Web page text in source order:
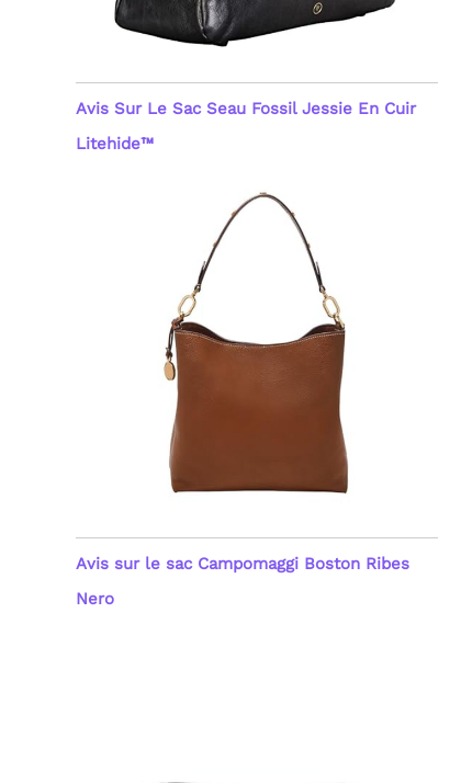
Avis Sur Le Sac Seau Fossil Jessie En Cuir
Litehide™
Avis sur le sac Campomaggi Boston Ribes
Nero